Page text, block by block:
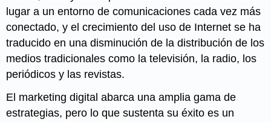
lugar a un entorno de comunicaciones cada vez más
conectado, y el crecimiento del uso de Internet se ha
traducido en una disminución de la distribución de los
medios tradicionales como la televisión, la radio, los
periódicos y las revistas.
El marketing digital abarca una amplia gama de
estrategias, pero lo que sustenta su éxito es un